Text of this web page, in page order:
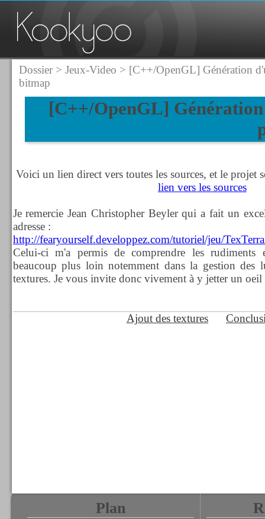
Dossier> Jeux-Video > [C++/OpenGL] Génération
bitmap
[C++/OpenGL]
Voici un lien direct vers toutes les sources, et le projet
lien vers les sources
Je remercie Jean Christopher Beyler qui a fait un
adresse :
http://fearyourself.developpez.com/tutoriel/jeu/
Celui-ci m'a permis de comprendre les
beaucoup plus loin notemment dans la gestion des
textures. Je vous invite donc vivement à y jetter un oeil
Ajout des textures
Plan